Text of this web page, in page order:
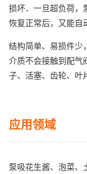
损坏．一旦超负荷，
恢复正常后，又能自
结构简单、易损件少
介质不会接触到配气
子、活塞、齿轮、叶
应用领域
泵吸花生酱、泡菜、